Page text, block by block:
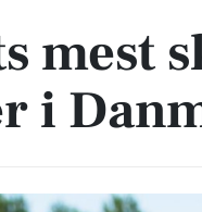
mest
i